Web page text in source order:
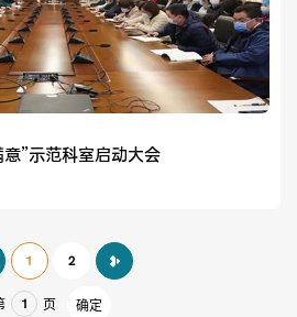
”示范科室启动大会
1 2
页 确定